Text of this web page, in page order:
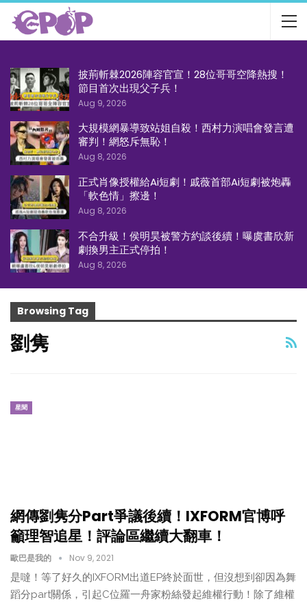
披荊斬棘2026陣容官宣！28位哥哥空降熱搜！
節目首次出現父子兵！
Aug 9, 2026
大規模網暴導致站姐自殺！西村力演唱會發言遭
審判！網怒斥無恥！
Aug 8, 2026
正式肖像授權給Ai短劇！戚薇首部Ai短劇被炮轟
「軟色情」擦邊！
Aug 8, 2026
不合升級！侯明昊被警方約談後續！曝虞書欣新
劇換男主正式停拍！
Aug 8, 2026
Browsing Tag
劉隽
星聞
網傳劉隽分Part爭議後續！IXFORM官博呼
籲理智追星！評論區繼續大翻車！
歐巴是我的 Nov 9, 2021
是噠！等了好久的IXFORM出道EP終於面世，但沒想到卻因為舞
蹈分part關係，引起C位羅一舟家粉絲發起維權行動！除了維權